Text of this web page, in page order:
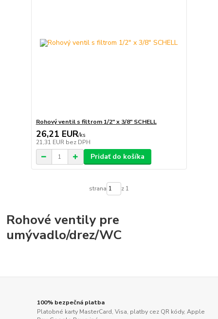
Rohový ventil s filtrom 1/2" x 3/8" SCHELL
26,21 EUR/ks
21,31 EUR bez DPH
Pridať do košíka
strana z 1
Rohové ventily pre
umývadlo/drez/WC
100% bezpečná platba
Platobné karty MasterCard, Visa, platby cez QR kódy, Apple